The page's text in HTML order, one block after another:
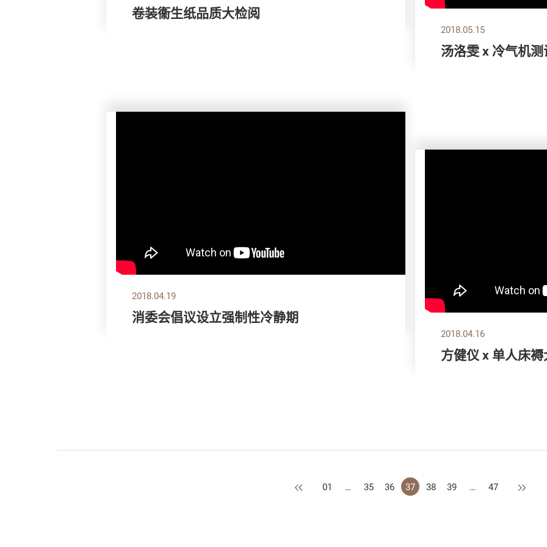
卷装衞生纸品质大检阅
2018.05.15
汤洛雯 x 冷气机测
2018.04.19
消委会倡议设立强制性冷静期
2018.04.16
方健仪 x 单人床
上一页
01 … 35 36 37 38 39 … 47 下一页